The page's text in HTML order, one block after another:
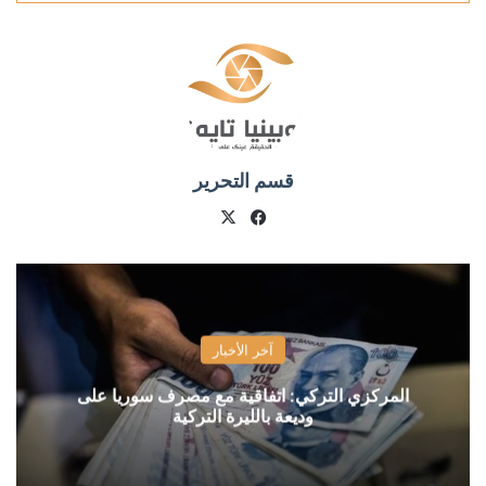
قسم التحرير
فيسبوك
آخر الأخبار
المركزي التركي: اتفاقية مع مصرف سوريا على
وديعة بالليرة التركية